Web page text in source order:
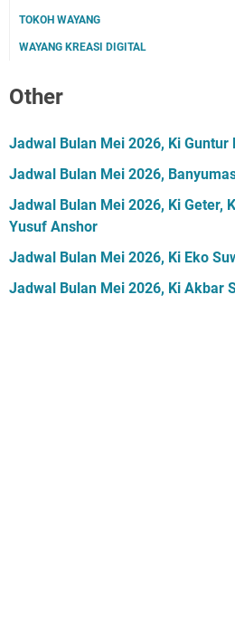
TOKOH WAYANG
WAYANG KREASI DIGITAL
Other
Jadwal Bulan Mei 2026, Ki Guntur
Jadwal Bulan Mei 2026,
Jadwal Bulan Mei 2026, Ki Geter,
Yusuf Anshor
Jadwal Bulan Mei 2026, Ki Eko
Jadwal Bulan Mei 2026, Ki Akbar